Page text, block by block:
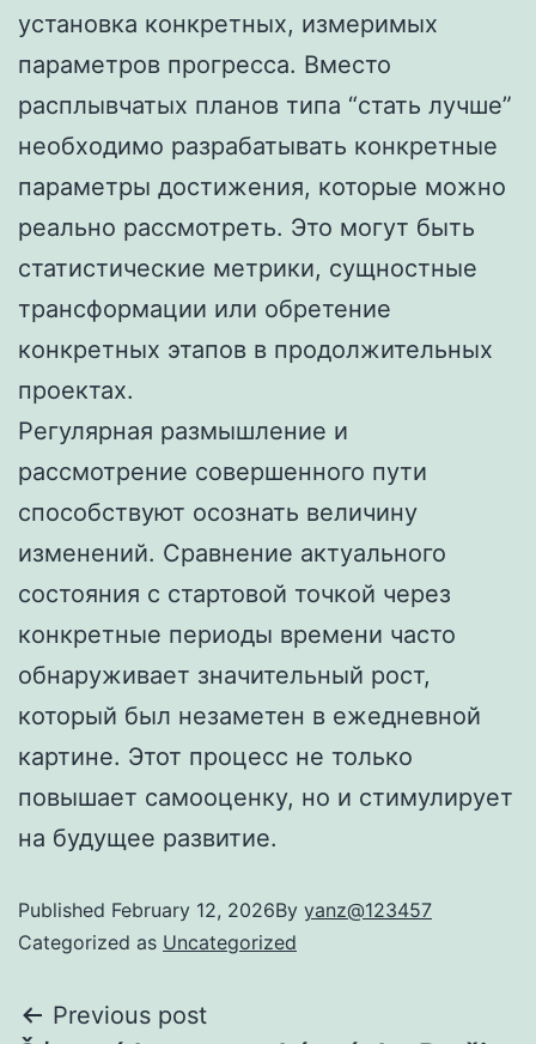
установка конкретных, измеримых
параметров прогресса. Вместо
расплывчатых планов типа “стать лучше”
необходимо разрабатывать конкретные
параметры достижения, которые можно
реально рассмотреть. Это могут быть
статистические метрики, сущностные
трансформации или обретение
конкретных этапов в продолжительных
проектах.
Регулярная размышление и
рассмотрение совершенного пути
способствуют осознать величину
изменений. Сравнение актуального
состояния с стартовой точкой через
конкретные периоды времени часто
обнаруживает значительный рост,
который был незаметен в ежедневной
картине. Этот процесс не только
повышает самооценку, но и стимулирует
на будущее развитие.
Published February 12, 2026By yanz@123457
Categorized as Uncategorized
Previous post